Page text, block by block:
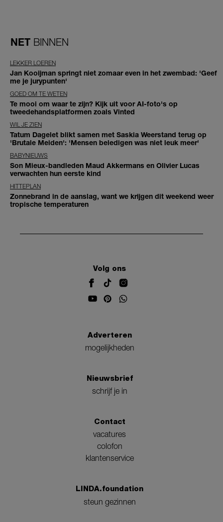
NET BINNEN
LEKKER LOEREN
Jan Kooijman springt niet zomaar even in het zwembad: 'Geef
me je jurypunten'
GOED OM TE WETEN
Te mooi om waar te zijn? Kijk uit voor AI-foto's op
tweedehandsplatformen zoals Vinted
WIL JE ZIEN
Tatum Dagelet blikt samen met Saskia Weerstand terug op
'Brutale Meiden': 'Mensen beledigen was niet leuk meer'
BABYNIEUWS
Son Mieux-bandleden Maud Akkermans en Olivier Lucas
verwachten hun eerste kind
HITTEPLAN
Zonnebrand in de aanslag, want we krijgen dit weekend weer
tropische temperaturen
Volg ons
Adverteren
mogelijkheden
Nieuwsbrief
schrijf je in
Contact
vacatures
colofon
klantenservice
LINDA.foundation
steun gezinnen